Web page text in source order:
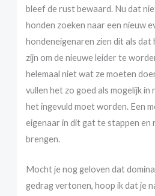
bleef de rust bewaard. Nu dat
honden zoeken naar een nieuw
hondeneigenaren zien dit als dat
zijn om de nieuwe leider te
helemaal niet wat ze moeten
vullen het zo goed als mogelijk in
het ingevuld moet worden. Een
eigenaar in dit gat te stappen
brengen.
Mocht je nog geloven dat
gedrag vertonen, hoop ik dat je